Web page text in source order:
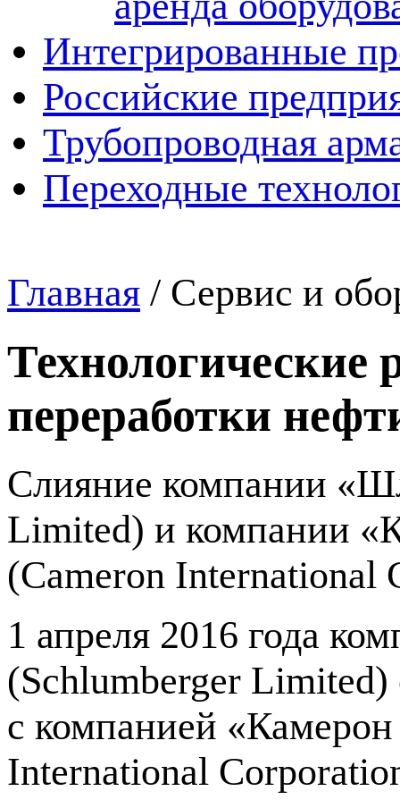
Интегрированные
Российские
Трубопроводная
Переходные
Главная / Сервис и
Технологические
переработки
Слияние компании
Limited) и компании
(Cameron International
1 апреля 2016 года
(Schlumberger Limited)
с компанией
International